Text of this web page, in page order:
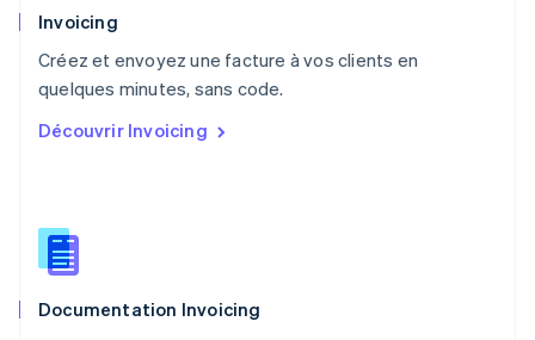
Invoicing
Créez et envoyez une facture à vos clients en
quelques minutes, sans code.
Découvrir Invoicing
Documentation Invoicing
Pays-Bas
Nederlands
Pologne
English
PortuguêsEnglish
English
Roumanie
Royaume-Uni